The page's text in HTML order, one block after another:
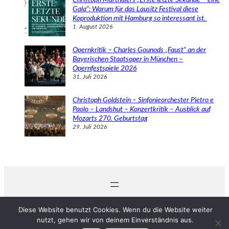
Gala“: Warum für das Lausitz Festival diese
Koproduktion mit Hamburg so interessant ist.
1. August 2026
Opernkritik – Charles Gounods „Faust“ an der
Bayerischen Staatsoper in München –
Opernfestspiele 2026
31. Juli 2026
Christoph Goldstein – Sinfonieorchester Pietro e
Paolo – Landshut – Konzertkritik – Ausblick auf
Mozarts 270. Geburtstag
29. Juli 2026
Diese Website benutzt Cookies. Wenn du die Website weiter
nutzt, gehen wir von deinem Einverständnis aus.